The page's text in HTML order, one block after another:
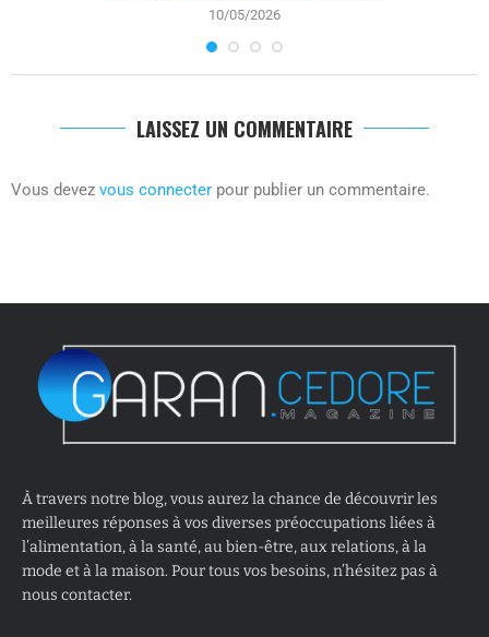
10/05/2026
LAISSEZ UN COMMENTAIRE
Vous devez vous connecter pour publier un commentaire.
À travers notre blog, vous aurez la chance de découvrir les
meilleures réponses à vos diverses préoccupations liées à
l’alimentation, à la santé, au bien-être, aux relations, à la
mode et à la maison. Pour tous vos besoins, n’hésitez pas à
nous contacter.